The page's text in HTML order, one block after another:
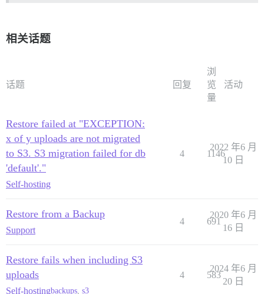
相关话题
话题 回复
浏
览
量
活动
Restore failed at "EXCEPTION:
x of y uploads are not migrated
to S3. S3 migration failed for db
'default'."
Self-hosting
4 1146
2022 年6 月
10 日
Restore from a Backup
Support
4 691
2020 年6 月
16 日
Restore fails when including S3
uploads
Self-hostingbackups, s3
4 583
2024 年6 月
20 日